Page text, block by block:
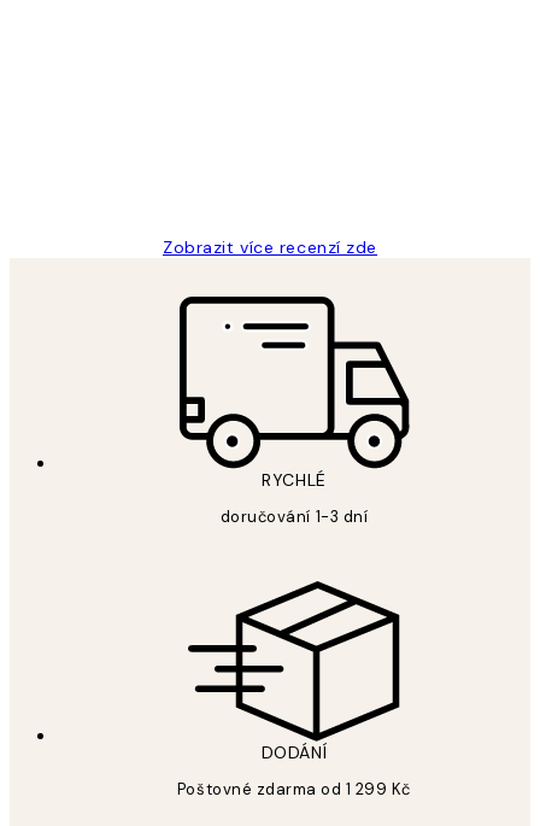
Zobrazit více recenzí zde
RYCHLÉ
doručování 1-3 dní
DODÁNÍ
Poštovné zdarma od 1 299 Kč